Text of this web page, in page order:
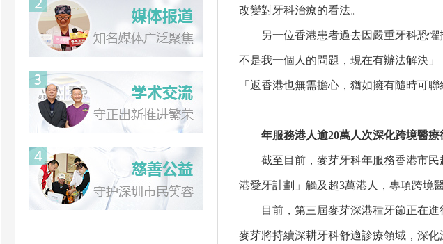
改變對牙科治療的看法。
另一位香港患者過去因嚴重牙科恐懼
不是我一個人的問題，現在有辦法解決
「返香港也無需擔心，猶如擁有隨時可
年服務港人逾20萬人次深化跨境醫療
截至目前，麥芽牙科年服務香港市民
港愛牙計劃」觸及超3萬港人，專項跨境
目前，第三屆麥芽深港種牙節正在進
麥芽將持續深耕牙科舒適診療領域，深